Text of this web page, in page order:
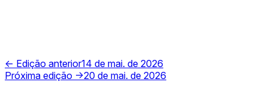
← Edição anterior14 de mai. de 2026
Próxima edição →20 de mai. de 2026